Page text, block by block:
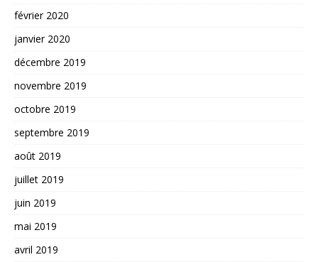
février 2020
janvier 2020
décembre 2019
novembre 2019
octobre 2019
septembre 2019
août 2019
juillet 2019
juin 2019
mai 2019
avril 2019